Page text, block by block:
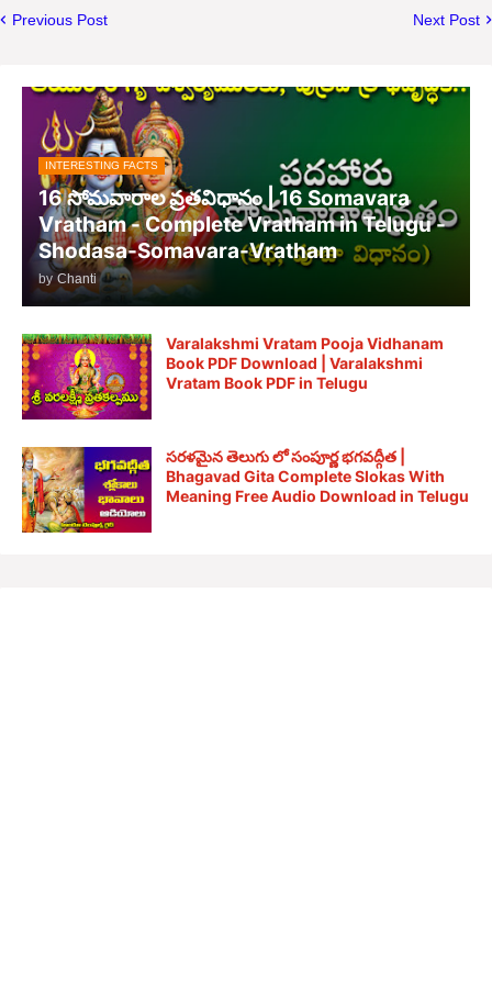
Previous Post Next Post
INTERESTING FACTS
16 సోమవారాల వ్రతవిధానం | 16 Somavara
Vratham - Complete Vratham in Telugu -
Shodasa-Somavara-Vratham
by Chanti
Varalakshmi Vratam Pooja Vidhanam
Book PDF Download | Varalakshmi
Vratam Book PDF in Telugu
సరళమైన తెలుగు లో సంపూర్ణ భగవద్గీత |
Bhagavad Gita Complete Slokas With
Meaning Free Audio Download in Telugu